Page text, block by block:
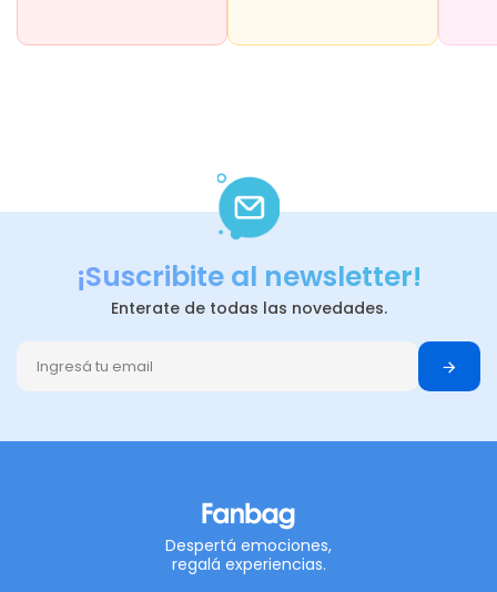
¡Suscribite al newsletter!
Enterate de todas las novedades.
Despertá emociones,
regalá experiencias.